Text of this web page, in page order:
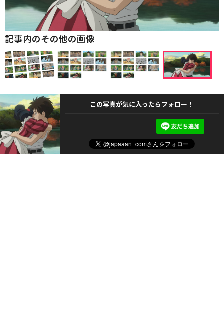
記事内のその他の画像
この写真が気に入ったらフォロー！